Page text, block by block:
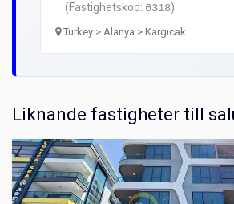
(Fastighetskod: 6318)
Turkey > Alanya > Kargıcak
Liknande fastigheter till